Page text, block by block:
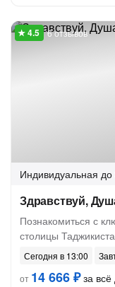
6 отзывов
Индивидуальная до
Здравствуй,
Познакомиться с
столицы
Сегодня в 13:00
от 14 666 ₽за всё